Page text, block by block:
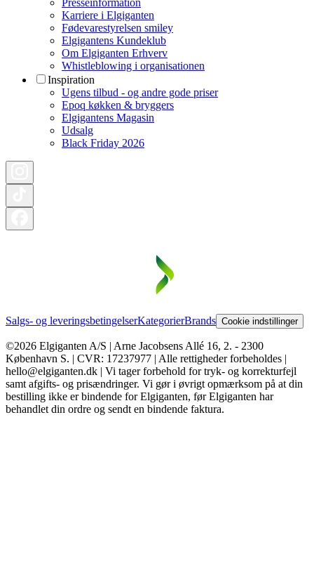
Karriere i Elgiganten
Fødevarestyrelsen smiley
Elgigantens Kundeklub
Om Elgiganten Erhverv
Whistleblowing i organisationen
Inspiration
Ugens tilbud - og andre gode priser
Epoq køkken & bryggers
Elgigantens Magasin
Udsalg
Black Friday 2026
Salgs- og leveringsbetingelserKategorierBrands Cookie indstillinger
©2026 Elgiganten A/S | Arne Jacobsens Allé 16, 2. - 2300
København S. | CVR: 17237977 | Alle rettigheder forbeholdes |
hello@elgiganten.dk | Vi tager forbehold for tryk- og korrekturfejl
samt afgifts- og prisændringer. Vi gør i øvrigt opmærksom på at din
bestilling ikke er bindende for Elgiganten, før Elgiganten har
behandlet din ordre og sendt en bindende faktura.